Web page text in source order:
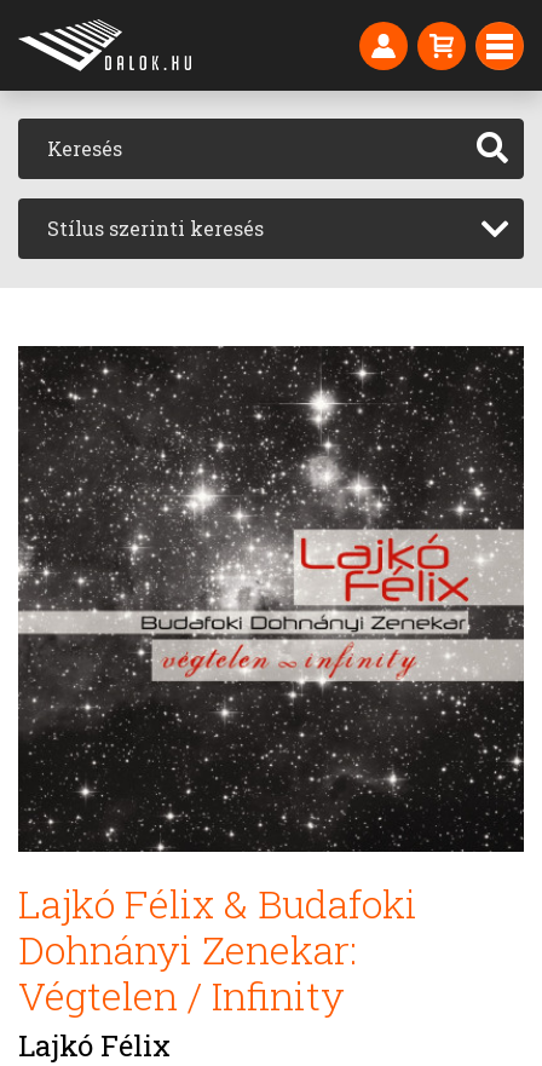
Stílus szerinti keresés
Lajkó Félix & Budafoki
Dohnányi Zenekar:
Végtelen / Infinity
Lajkó Félix